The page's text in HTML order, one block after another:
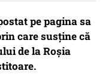
pe pagina sa
care susține că
de la Roșia